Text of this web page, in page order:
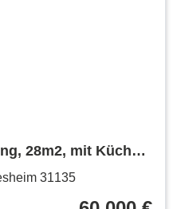
28m2, mit Küche
31135